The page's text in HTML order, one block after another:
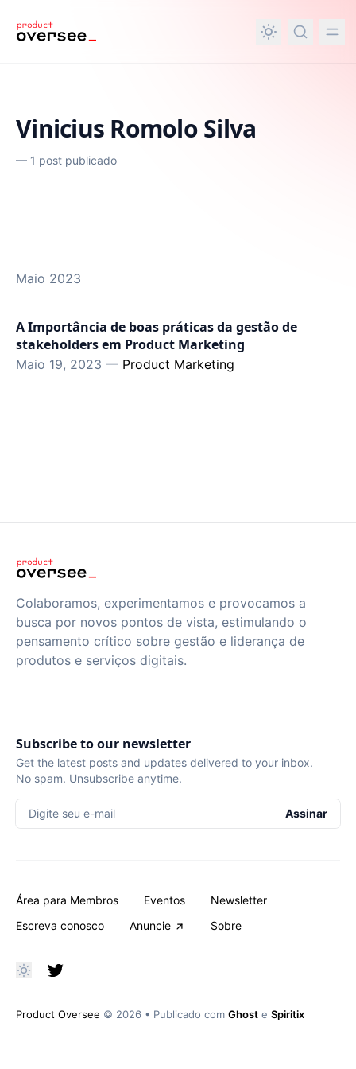
principal
Vinicius Romolo Silva
— 1 post publicado
Maio 2023
A Importância de boas práticas da gestão de
stakeholders em Product Marketing
Maio 19, 2023 — Product Marketing
Colaboramos, experimentamos e provocamos a
busca por novos pontos de vista, estimulando o
pensamento crítico sobre gestão e liderança de
produtos e serviços digitais.
Subscribe to our newsletter
Get the latest posts and updates delivered to your inbox.
No spam. Unsubscribe anytime.
Digite seu e-mail Assinar
Área para Membros Eventos
Newsletter
Escreva conosco
Anuncie Sobre
Product Oversee © 2026 • Publicado com Ghost e Spiritix